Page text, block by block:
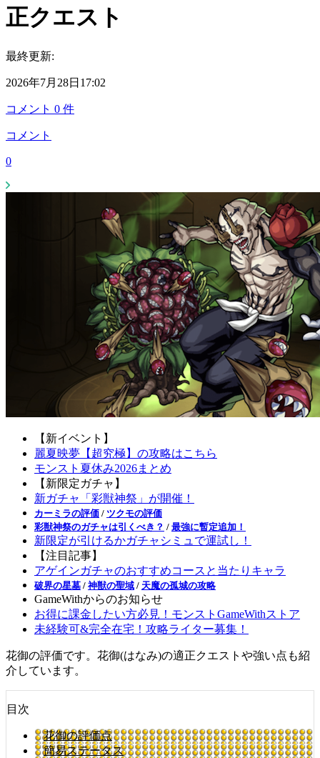
正クエスト
最終更新:
2026年7月28日17:02
コメント 0 件
コメント
0
【新イベント】
麗夏映夢【超究極】の攻略はこちら
モンスト夏休み2026まとめ
【新限定ガチャ】
新ガチャ「彩獣神祭」が開催！
カーミラの評価 / ツクモの評価
彩獣神祭のガチャは引くべき？ / 最強に暫定追加！
新限定が引けるかガチャシミュで運試し！
【注目記事】
アゲインガチャのおすすめコースと当たりキャラ
破界の星墓 / 神獣の聖域 / 天魔の孤城の攻略
GameWithからのお知らせ
お得に課金したい方必見！モンストGameWithストア
未経験可&完全在宅！攻略ライター募集！
花御の評価です。花御(はなみ)の適正クエストや強い点も紹
介しています。
目次
花御の評価点
簡易ステータス